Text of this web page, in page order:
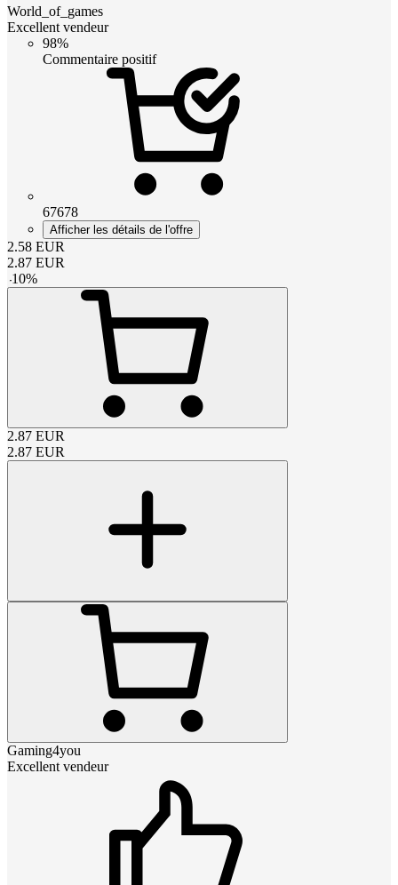
World_of_games
Excellent vendeur
98%
Commentaire positif
67678
Afficher les détails de l'offre
2.58 EUR
2.87 EUR
-10%
2.87 EUR
2.87 EUR
Gaming4you
Excellent vendeur